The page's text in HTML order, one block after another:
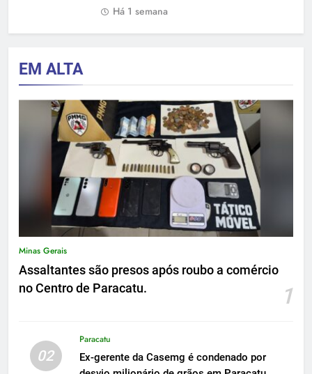
Há 1 semana
EM ALTA
Minas Gerais
Assaltantes são presos após roubo a comércio
no Centro de Paracatu.
1
02
Paracatu
Ex-gerente da Casemg é condenado por